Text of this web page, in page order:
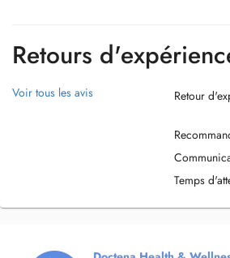
Ich biete Ihnen an:
Verhaltenstherapie
Gesprächspsychotherapie nach Rogers
Coaching für Führungskräfte im Bereich
Retours
Voir tous les avis Retour
Temps